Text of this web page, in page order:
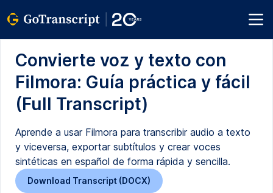
Convierte voz y texto con
Filmora: Guía práctica y fácil
(Full Transcript)
Aprende a usar Filmora para transcribir audio a texto
y viceversa, exportar subtítulos y crear voces
sintéticas en español de forma rápida y sencilla.
Download Transcript (DOCX)